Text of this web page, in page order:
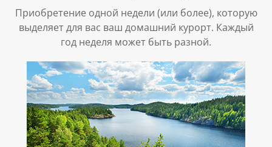
Приобретение одной недели (или более), которую
выделяет для вас ваш домашний курорт. Каждый
год неделя может быть разной.